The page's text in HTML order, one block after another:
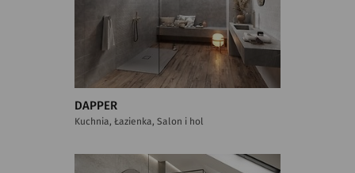
DAPPER
Kuchnia, Łazienka, Salon i hol